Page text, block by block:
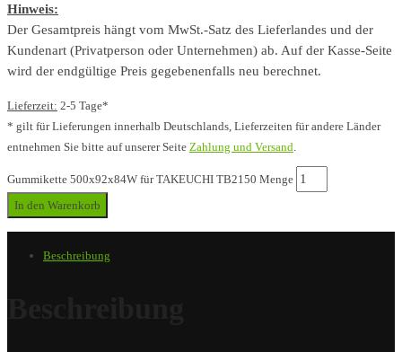
Hinweis:
Der Gesamtpreis hängt vom MwSt.-Satz des Lieferlandes und der
Kundenart (Privatperson oder Unternehmen) ab. Auf der Kasse-Seite
wird der endgültige Preis gegebenenfalls neu berechnet.
Lieferzeit: 2-5 Tage*
* gilt für Lieferungen innerhalb Deutschlands, Lieferzeiten für andere Länder
entnehmen Sie bitte auf unserer Seite Zahlung und Versand
Gummikette 500x92x84W für TAKEUCHI TB2150 Menge
In den Warenkorb
Beschreibung